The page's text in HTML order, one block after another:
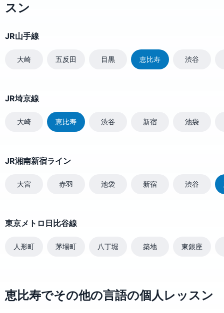
スン
JR山手線
大崎 五反田 目黒 恵比寿 渋谷
JR埼京線
大崎 恵比寿 渋谷 新宿 池袋
JR湘南新宿ライン
大宮 赤羽 池袋 新宿 渋谷
東京メトロ日比谷線
人形町 茅場町 八丁堀 築地 東銀座
恵比寿でその他の言語の個人レッスン